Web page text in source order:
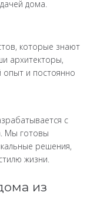
дома.
которые знают
архитекторы,
и постоянно
с
Мы готовы
решения,
жизни.
из